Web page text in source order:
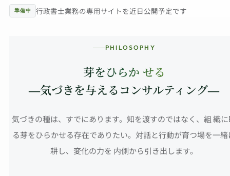
準備中 行政書士業務の専用サイトを近日公開予定です
PHILOSOPHY
芽をひらか せる
―気づきを与えるコンサルティング―
気づきの種は、すでにあります。知を渡すのではなく、組 織
る芽をひらかせる存在でありたい。対話と行動が育つ場を一
耕し、変化の力を 内側から引き出します。